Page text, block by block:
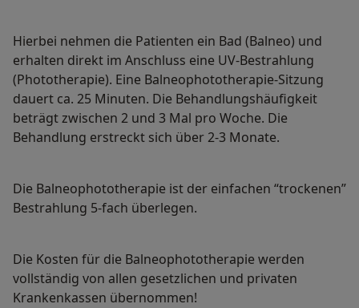
Hierbei nehmen die Patienten ein Bad (Balneo) und
erhalten direkt im Anschluss eine UV-Bestrahlung
(Phototherapie). Eine Balneophototherapie-Sitzung
dauert ca. 25 Minuten. Die Behandlungshäufigkeit
beträgt zwischen 2 und 3 Mal pro Woche. Die
Behandlung erstreckt sich über 2-3 Monate.
Die Balneophototherapie ist der einfachen “trockenen”
Bestrahlung 5-fach überlegen.
Die Kosten für die Balneophototherapie werden
vollständig von allen gesetzlichen und privaten
Krankenkassen übernommen!